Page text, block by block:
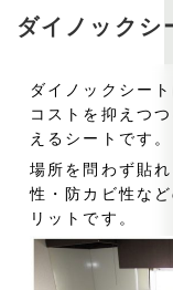
ダイノックシ
ダイノックシー
コストを抑えつ
えるシートです。
場所を問わず貼
性・防カビ性な
リットです。